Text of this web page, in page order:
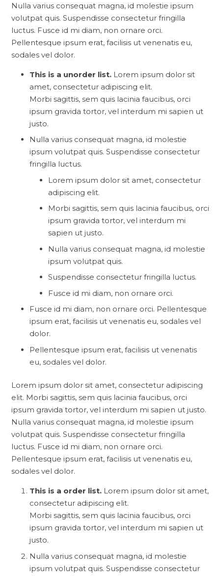
Nulla varius consequat magna, id molestie ipsum
volutpat quis. Suspendisse consectetur fringilla
luctus. Fusce id mi diam, non ornare orci.
Pellentesque ipsum erat, facilisis ut venenatis eu,
sodales vel dolor.
This is a unorder list. Lorem ipsum dolor sit
amet, consectetur adipiscing elit.
Morbi sagittis, sem quis lacinia faucibus, orci
ipsum gravida tortor, vel interdum mi sapien ut
justo.
Nulla varius consequat magna, id molestie
ipsum volutpat quis. Suspendisse consectetur
fringilla luctus.
Lorem ipsum dolor sit amet, consectetur
adipiscing elit.
Morbi sagittis, sem quis lacinia faucibus, orci
ipsum gravida tortor, vel interdum mi
sapien ut justo.
Nulla varius consequat magna, id molestie
ipsum volutpat quis.
Suspendisse consectetur fringilla luctus.
Fusce id mi diam, non ornare orci.
Fusce id mi diam, non ornare orci. Pellentesque
ipsum erat, facilisis ut venenatis eu, sodales vel
dolor.
Pellentesque ipsum erat, facilisis ut venenatis
eu, sodales vel dolor.
Lorem ipsum dolor sit amet, consectetur adipiscing
elit. Morbi sagittis, sem quis lacinia faucibus, orci
ipsum gravida tortor, vel interdum mi sapien ut justo.
Nulla varius consequat magna, id molestie ipsum
volutpat quis. Suspendisse consectetur fringilla
luctus. Fusce id mi diam, non ornare orci.
Pellentesque ipsum erat, facilisis ut venenatis eu,
sodales vel dolor.
This is a order list. Lorem ipsum dolor sit amet,
consectetur adipiscing elit.
Morbi sagittis, sem quis lacinia faucibus, orci
ipsum gravida tortor, vel interdum mi sapien ut
justo.
Nulla varius consequat magna, id molestie
ipsum volutpat quis. Suspendisse consectetur